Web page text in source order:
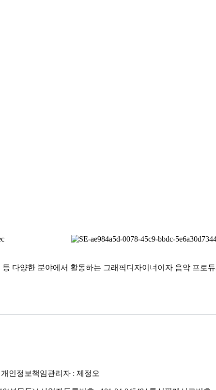
다양한 분야에서 활동하는 그래픽디자이너이자 음악 프로
인정보책임관리자 : 제정오